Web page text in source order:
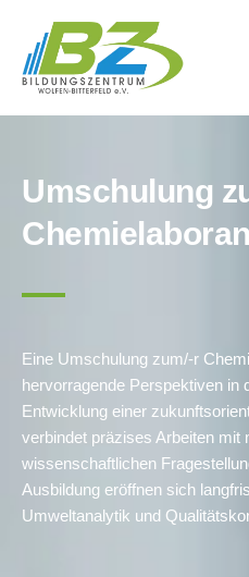
Umschulung
Eine Umschulung zum/-r
hervorragende Perspektiven in
Entwicklung einer
verbindet präzises Arbeiten mit
wissenschaftlichen
Ausbildung eröffnen sich
Umweltanalytik und